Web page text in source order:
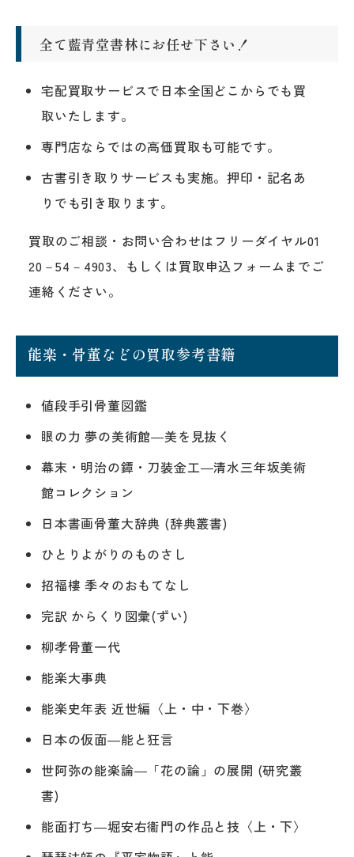
全て藍青堂書林にお任せ下さい！
宅配買取サービスで日本全国どこからでも買
取いたします。
専門店ならではの高価買取も可能です。
古書引き取りサービスも実施。押印・記名あ
りでも引き取ります。
買取のご相談・お問い合わせはフリーダイヤル01
20－54－4903、もしくは買取申込フォームまでご
連絡ください。
能楽・骨董などの買取参考書籍
値段手引骨董図鑑
眼の力 夢の美術館―美を見抜く
幕末・明治の鐔・刀装金工―清水三年坂美術
館コレクション
日本書画骨董大辞典 (辞典叢書)
ひとりよがりのものさし
招福樓 季々のおもてなし
完訳 からくり図彙(ずい)
柳孝骨董一代
能楽大事典
能楽史年表 近世編〈上・中・下巻〉
日本の仮面―能と狂言
世阿弥の能楽論―「花の論」の展開 (研究叢
書)
能面打ち―堀安右衞門の作品と技〈上・下〉